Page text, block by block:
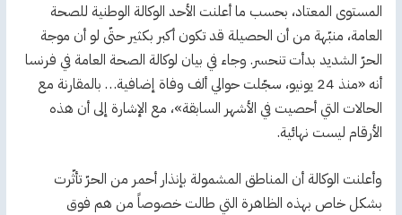
المستوى المعتاد، بحسب ما أعلنت الأحد الوكالة الوطنية للصحة
العامة، منبّهة من أن الحصيلة قد تكون أكبر بكثير حتّى لو أن موجة
الحرّ الشديد بدأت تنحسر. وجاء في بيان لوكالة الصحة العامة في فرنسا
أنه «منذ 24 يونيو، سجّلت حوالي ألف وفاة إضافية… بالمقارنة مع
الحالات التي أحصيت في الأشهر السابقة»، مع الإشارة إلى أن هذه
الأرقام ليست نهائية.
وأعلنت الوكالة أن المناطق المشمولة بإنذار أحمر من الحرّ تأثّرت
بشكل خاص بهذه الظاهرة التي طالت خصوصاً من هم فوق